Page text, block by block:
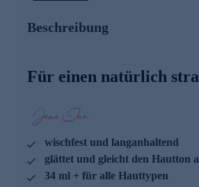
Geranienölwirkt antioxidativ,
Glycerinist ein hervorragender
pflegenden Eigenschaften und
Hautgefühl.
Sodium Hyaluronate
ist eine
die hilft, den optimalen
bewahren und ein pralles, glattes
unterstützen.
Beschreibung
Für einen natürlich
wischfest und langanhaltend
glättet und gleicht den Hautton
34 ml + für alle Hauttypen